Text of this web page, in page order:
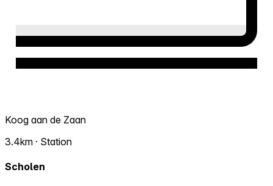
Koog aan de Zaan
3.4km · Station
Scholen